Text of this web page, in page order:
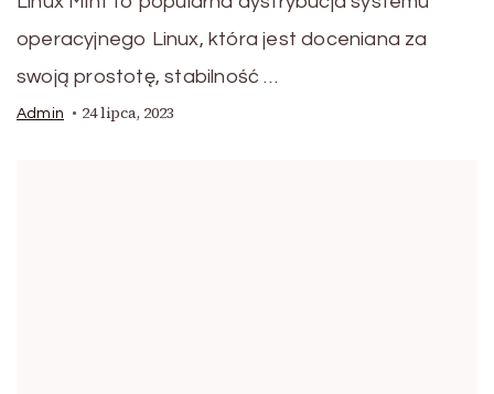
operacyjnego Linux, która jest doceniana za
swoją prostotę, stabilność …
Admin 24 lipca, 2023